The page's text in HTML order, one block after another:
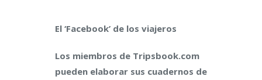
El ‘Facebook’ de los viajeros
Los miembros de Tripsbook.com
pueden elaborar sus cuadernos de